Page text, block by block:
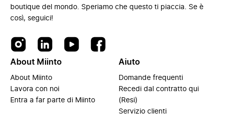
boutique del mondo. Speriamo che questo ti piaccia. Se è
così, seguici!
About Miinto
About Miinto
Lavora con noi
Entra a far parte di Miinto
Aiuto
Domande frequenti
Recedi dal contratto qui
(Resi)
Servizio clienti